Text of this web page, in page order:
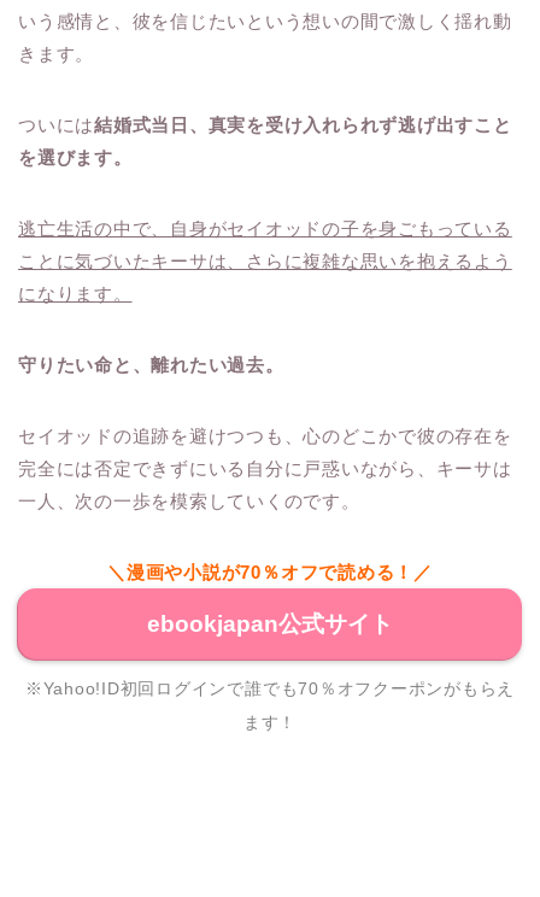
いう感情と、彼を信じたいという想いの間で激しく揺れ動
きます。
ついには結婚式当日、真実を受け入れられず逃げ出すこと
を選びます。
逃亡生活の中で、自身がセイオッドの子を身ごもっている
ことに気づいたキーサは、さらに複雑な思いを抱えるよう
になります。
守りたい命と、離れたい過去。
セイオッドの追跡を避けつつも、心のどこかで彼の存在を
完全には否定できずにいる自分に戸惑いながら、キーサは
一人、次の一歩を模索していくのです。
＼漫画や小説が70％オフで読める！／
ebookjapan公式サイト
※Yahoo!ID初回ログインで誰でも70％オフクーポンがもらえ
ます！